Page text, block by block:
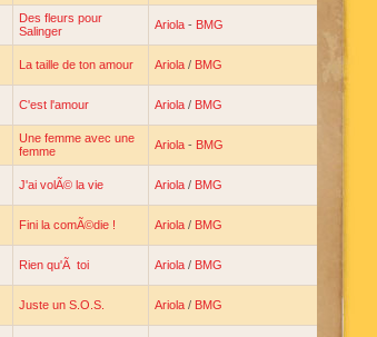
Des fleurs pour
Salinger
Ariola - BMG
La taille de ton amour Ariola / BMG
C'est l'amour Ariola / BMG
Une femme avec une
femme
Ariola - BMG
J'ai volÃ© la vie Ariola / BMG
Fini la comÃ©die ! Ariola / BMG
Rien qu'Ã toi Ariola / BMG
Juste un S.O.S. Ariola / BMG